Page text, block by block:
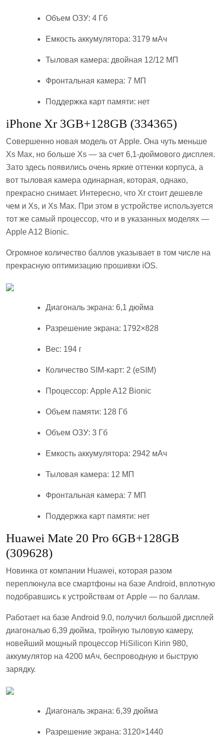
Объем ОЗУ: 4 Гб
Емкость аккумулятора: 3179 мАч
Тыловая камера: двойная 12/12 МП
Фронтальная камера: 7 МП
Поддержка карт памяти: нет
iPhone Xr 3GB+128GB (334365)
Совершенно новая модель от Apple. Она чуть меньше
Xs Max, но больше Xs — за счет 6,1-дюймового дисплея.
Зато здесь появились очень яркие оттенки корпуса, а
вот тыловая камера одинарная, которая, однако,
прекрасно снимает. Интересно, что Xr стоит дешевле
чем и Xs, и Xs Max. При этом в устройстве используется
тот же самый процессор, что и в указанных моделях —
Apple A12 Bionic.
Огромное количество баллов указывает в том числе на
прекрасную оптимизацию прошивки iOS.
Диагональ экрана: 6,1 дюйма
Разрешение экрана: 1792×828
Вес: 194 г
Количество SIM-карт: 2 (eSIM)
Процессор: Apple A12 Bionic
Объем памяти: 128 Гб
Объем ОЗУ: 3 Гб
Емкость аккумулятора: 2942 мАч
Тыловая камера: 12 МП
Фронтальная камера: 7 МП
Поддержка карт памяти: нет
Huawei Mate 20 Pro 6GB+128GB
(309628)
Новинка от компании Huawei, которая разом
переплюнула все смартфоны на базе Android, вплотную
подобравшись к устройствам от Apple — по баллам.
Работает на базе Android 9.0, получил большой дисплей
диагональю 6,39 дюйма, тройную тыловую камеру,
новейший мощный процессор HiSilicon Kirin 980,
аккумулятор на 4200 мАч, беспроводную и быструю
зарядку.
Диагональ экрана: 6,39 дюйма
Разрешение экрана: 3120×1440